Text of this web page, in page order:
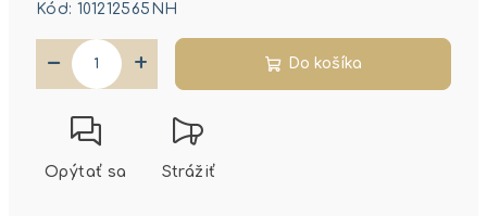
Kód: 101212565NH
+
− Do košíka
Opýtať sa Strážiť